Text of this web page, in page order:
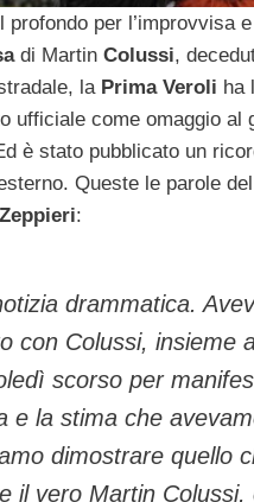
profondo per l’improvvisa
di Martin Colussi,
la Prima Veroli ha
ufficiale come omaggio al
è stato pubblicato un
Queste le parole del
Zeppieri:
drammatica.
con Colussi, insieme
scorso per
e la stima che
dimostrare quello
il vero Martin Colussi,